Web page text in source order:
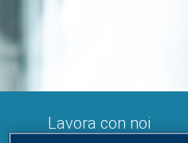
Lavora con noi